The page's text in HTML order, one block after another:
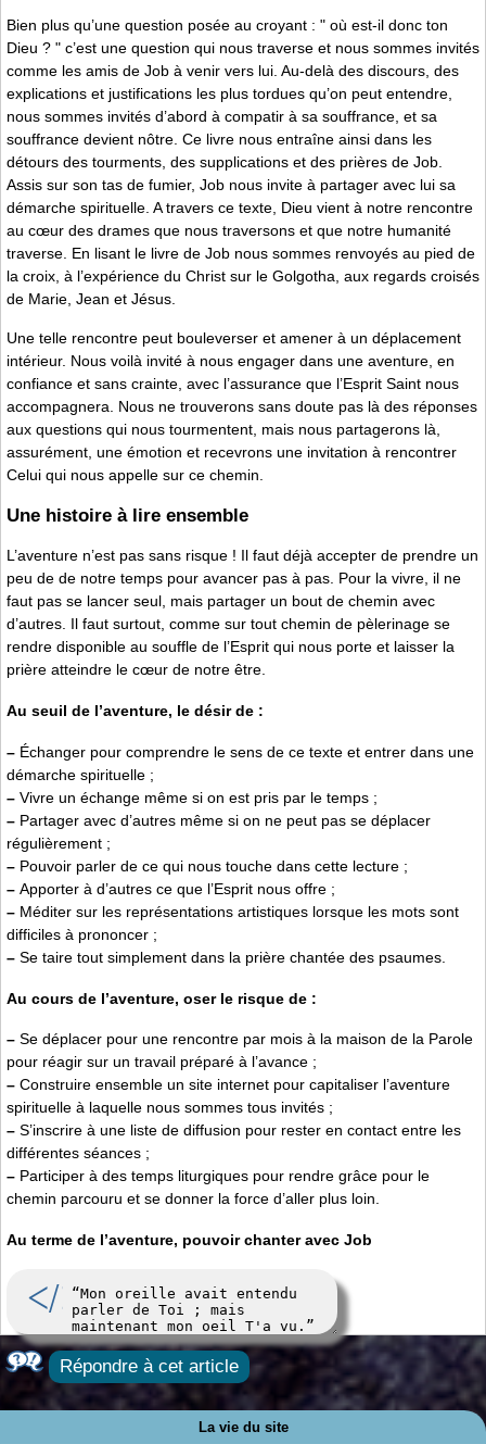
Bien plus qu’une question posée au croyant : " où est-il donc ton
Dieu ? " c’est une question qui nous traverse et nous sommes invités
comme les amis de Job à venir vers lui. Au-delà des discours, des
explications et justifications les plus tordues qu’on peut entendre,
nous sommes invités d’abord à compatir à sa souffrance, et sa
souffrance devient nôtre. Ce livre nous entraîne ainsi dans les
détours des tourments, des supplications et des prières de Job.
Assis sur son tas de fumier, Job nous invite à partager avec lui sa
démarche spirituelle. A travers ce texte, Dieu vient à notre rencontre
au cœur des drames que nous traversons et que notre humanité
traverse. En lisant le livre de Job nous sommes renvoyés au pied de
la croix, à l’expérience du Christ sur le Golgotha, aux regards croisés
de Marie, Jean et Jésus.
Une telle rencontre peut bouleverser et amener à un déplacement
intérieur. Nous voilà invité à nous engager dans une aventure, en
confiance et sans crainte, avec l’assurance que l’Esprit Saint nous
accompagnera. Nous ne trouverons sans doute pas là des réponses
aux questions qui nous tourmentent, mais nous partagerons là,
assurément, une émotion et recevrons une invitation à rencontrer
Celui qui nous appelle sur ce chemin.
Une histoire à lire ensemble
L’aventure n’est pas sans risque ! Il faut déjà accepter de prendre un
peu de de notre temps pour avancer pas à pas. Pour la vivre, il ne
faut pas se lancer seul, mais partager un bout de chemin avec
d’autres. Il faut surtout, comme sur tout chemin de pèlerinage se
rendre disponible au souffle de l’Esprit qui nous porte et laisser la
prière atteindre le cœur de notre être.
Au seuil de l’aventure, le désir de :
– Échanger pour comprendre le sens de ce texte et entrer dans une
démarche spirituelle ;
– Vivre un échange même si on est pris par le temps ;
– Partager avec d’autres même si on ne peut pas se déplacer
régulièrement ;
– Pouvoir parler de ce qui nous touche dans cette lecture ;
– Apporter à d’autres ce que l’Esprit nous offre ;
– Méditer sur les représentations artistiques lorsque les mots sont
difficiles à prononcer ;
– Se taire tout simplement dans la prière chantée des psaumes.
Au cours de l’aventure, oser le risque de :
– Se déplacer pour une rencontre par mois à la maison de la Parole
pour réagir sur un travail préparé à l’avance ;
– Construire ensemble un site internet pour capitaliser l’aventure
spirituelle à laquelle nous sommes tous invités ;
– S’inscrire à une liste de diffusion pour rester en contact entre les
différentes séances ;
– Participer à des temps liturgiques pour rendre grâce pour le
chemin parcouru et se donner la force d’aller plus loin.
Au terme de l’aventure, pouvoir chanter avec Job
Répondre à cet article
La vie du site